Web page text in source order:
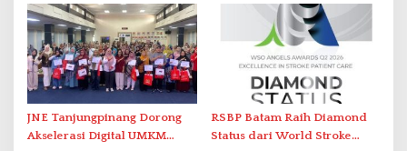
Perlawanan ke Petugas di
Bukik Batarah
Gunakan Air Secara Bijak
JNE Tanjungpinang Dorong
Akselerasi Digital UMKM
RSBP Batam Raih Diamond
Status dari World Stroke